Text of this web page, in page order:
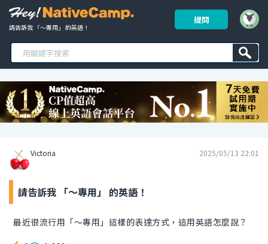
請告訴我 「～專用」 的英語！
提問
Victoria 2025/05/13 22:01
請告訴我 「～專用」 的英語！
最近很流行用「～專用」這樣的表達方式，這用英語怎麼說？